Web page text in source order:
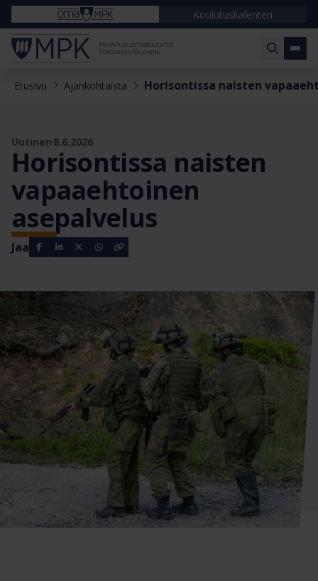
Koulutuskalenteri
Etusivu Ajankohtaista Horisontissa naisten
Uutinen 8.6.2026
Horisontissa naisten
vapaaehtoinen
asepalvelus
Jaa